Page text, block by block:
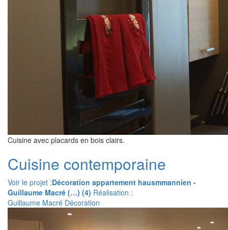
Cuisine avec placards en bois clairs.
Cuisine contemporaine
Voir le projet :Décoration appartement hausmmannien -
Guillaume Macré (…) (4) Réalisation :
Guillaume Macré Décoration